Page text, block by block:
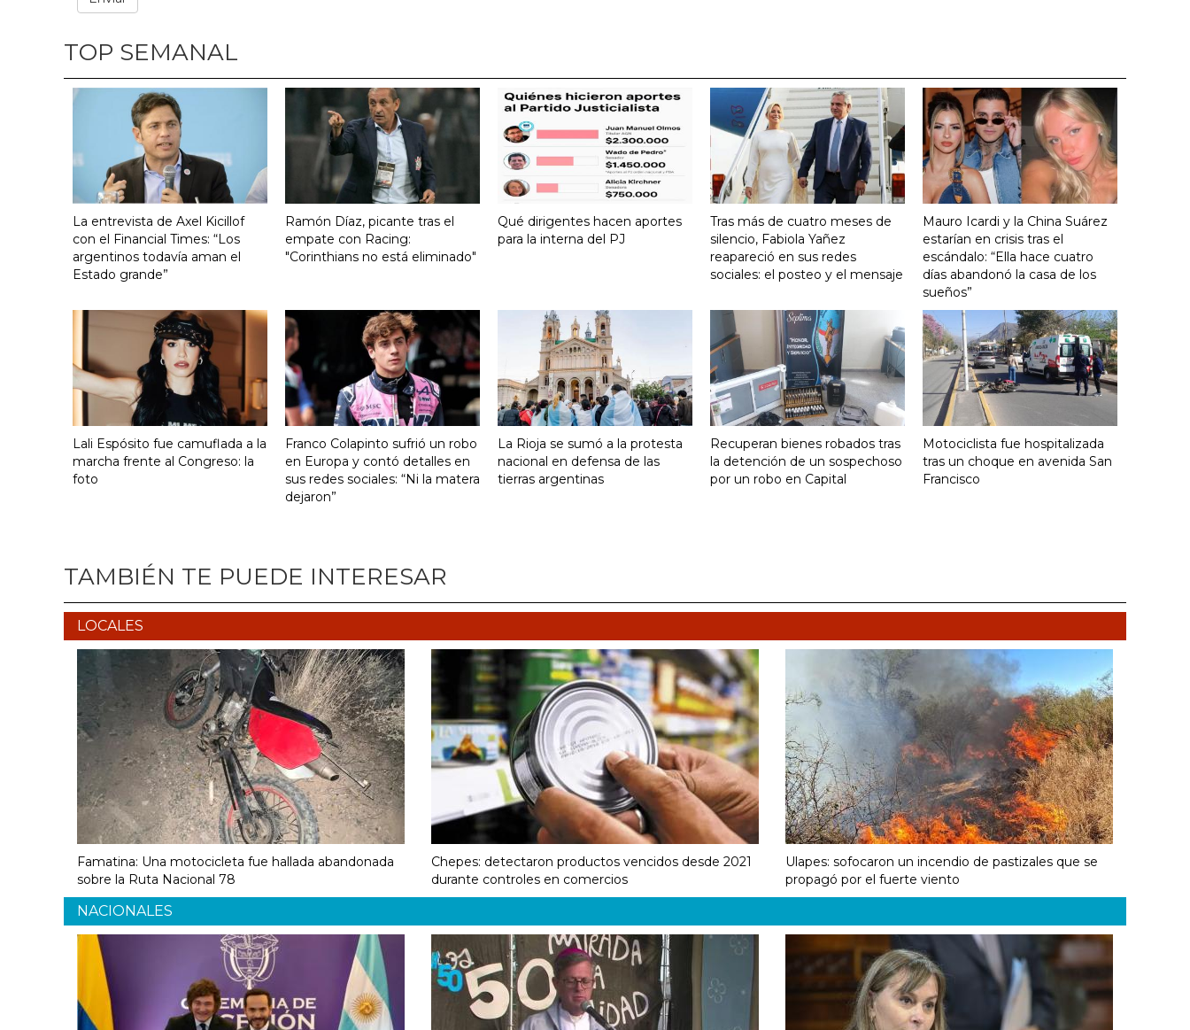
TOP SEMANAL
La entrevista de Axel Kicillof
con el Financial Times: “Los
argentinos todavía aman el
Estado grande”
Ramón Díaz, picante tras el
empate con Racing:
"Corinthians no está eliminado"
Qué dirigentes hacen aportes
para la interna del PJ
Tras más de cuatro meses de
silencio, Fabiola Yañez
reapareció en sus redes
sociales: el posteo y el mensaje
Mauro Icardi y la China Suárez
estarían en crisis tras el
escándalo: “Ella hace cuatro
días abandonó la casa de los
sueños”
Lali Espósito fue camuflada a la
marcha frente al Congreso: la
foto
Franco Colapinto sufrió un robo
en Europa y contó detalles en
sus redes sociales: “Ni la matera
dejaron”
La Rioja se sumó a la protesta
nacional en defensa de las
tierras argentinas
Recuperan bienes robados tras
la detención de un sospechoso
por un robo en Capital
Motociclista fue hospitalizada
tras un choque en avenida San
Francisco
TAMBIÉN TE PUEDE INTERESAR
LOCALES
Famatina: Una motocicleta fue hallada abandonada
sobre la Ruta Nacional 78
Chepes: detectaron productos vencidos desde 2021
durante controles en comercios
Ulapes: sofocaron un incendio de pastizales que se
propagó por el fuerte viento
NACIONALES